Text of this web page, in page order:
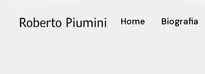
Home Biografia